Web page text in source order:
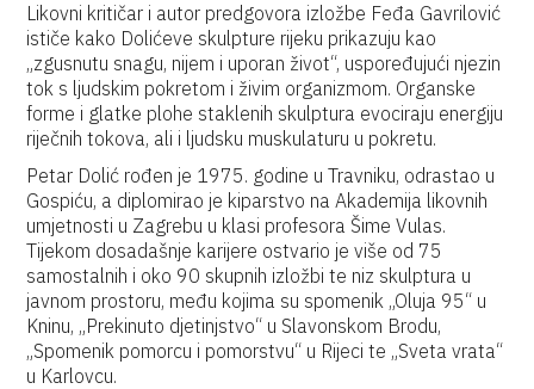
Likovni kritičar i autor predgovora izložbe Feđa Gavrilović
ističe kako Dolićeve skulpture rijeku prikazuju kao
„zgusnutu snagu, nijem i uporan život“, uspoređujući njezin
tok s ljudskim pokretom i živim organizmom. Organske
forme i glatke plohe staklenih skulptura evociraju energiju
riječnih tokova, ali i ljudsku muskulaturu u pokretu.
Petar Dolić rođen je 1975. godine u Travniku, odrastao u
Gospiću, a diplomirao je kiparstvo na Akademija likovnih
umjetnosti u Zagrebu u klasi profesora Šime Vulas.
Tijekom dosadašnje karijere ostvario je više od 75
samostalnih i oko 90 skupnih izložbi te niz skulptura u
javnom prostoru, među kojima su spomenik „Oluja 95“ u
Kninu, „Prekinuto djetinjstvo“ u Slavonskom Brodu,
„Spomenik pomorcu i pomorstvu“ u Rijeci te „Sveta vrata“
u Karlovcu.